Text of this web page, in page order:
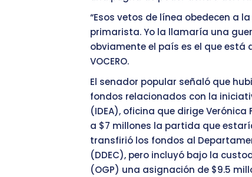
“Esos vetos de línea obedecen a
primarista. Yo la llamaría una
obviamente el país es el que está
VOCERO.
El senador popular señaló que
fondos relacionados con la
(IDEA), oficina que dirige
a $7 millones la partida que
transfirió los fondos al
(DDEC), pero incluyó bajo la
(OGP) una asignación de $9.5